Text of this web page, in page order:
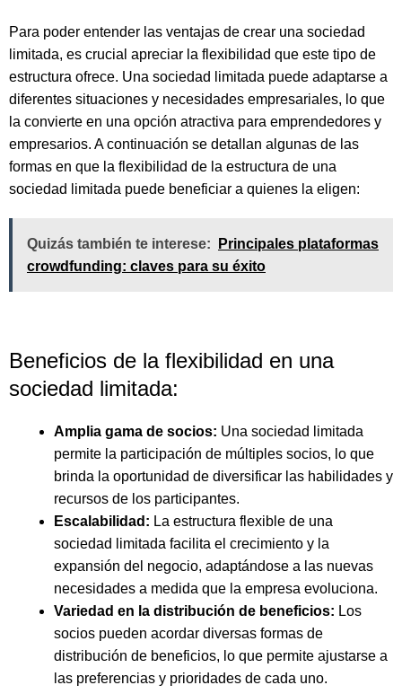
Para poder entender las ventajas de crear una sociedad
limitada, es crucial apreciar la flexibilidad que este tipo de
estructura ofrece. Una sociedad limitada puede adaptarse a
diferentes situaciones y necesidades empresariales, lo que
la convierte en una opción atractiva para emprendedores y
empresarios. A continuación se detallan algunas de las
formas en que la flexibilidad de la estructura de una
sociedad limitada puede beneficiar a quienes la eligen:
Quizás también te interese:
Principales plataformas
crowdfunding: claves para su éxito
Beneficios de la flexibilidad en una
sociedad limitada:
Amplia gama de socios: Una sociedad limitada
permite la participación de múltiples socios, lo que
brinda la oportunidad de diversificar las habilidades y
recursos de los participantes.
Escalabilidad: La estructura flexible de una
sociedad limitada facilita el crecimiento y la
expansión del negocio, adaptándose a las nuevas
necesidades a medida que la empresa evoluciona.
Variedad en la distribución de beneficios: Los
socios pueden acordar diversas formas de
distribución de beneficios, lo que permite ajustarse a
las preferencias y prioridades de cada uno.